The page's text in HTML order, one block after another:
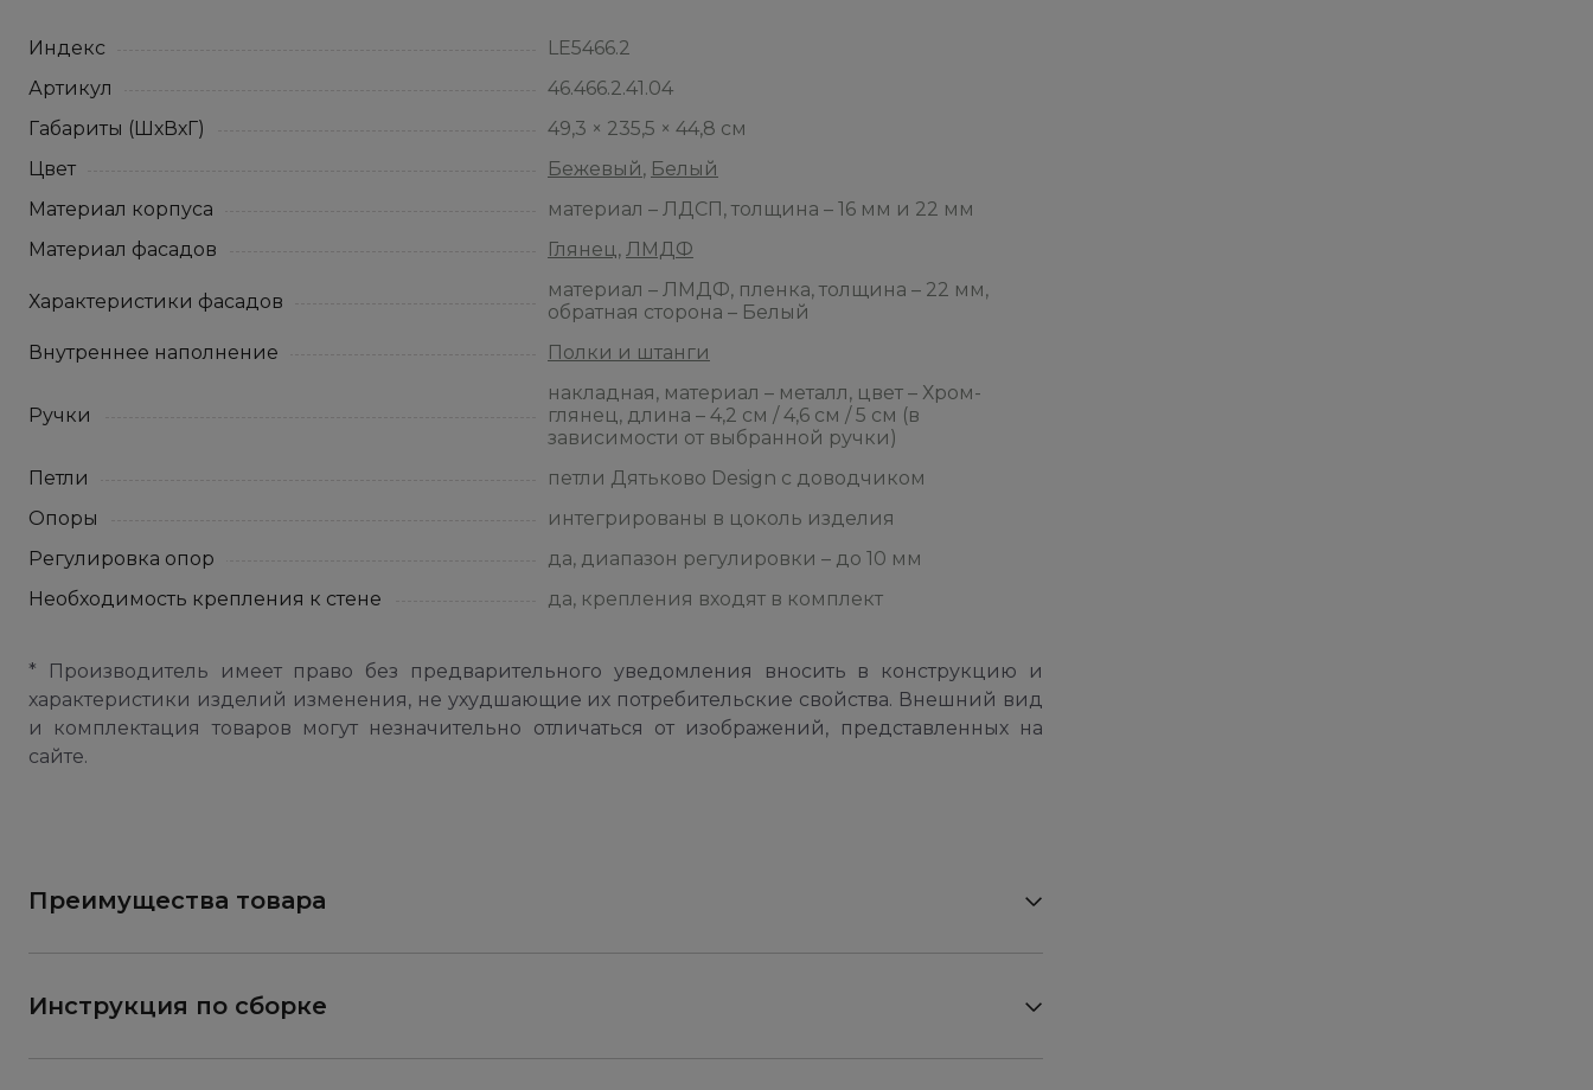
Индекс
LE5466.2
Артикул
46.466.2.41.04
Габариты (ШхВхГ)
49,3 × 235,5 × 44,8 см
Цвет
Бежевый, Белый
Материал корпуса
материал – ЛДСП, толщина – 16 мм и 22 мм
Материал фасадов
Глянец, ЛМДФ
Характеристики фасадов
материал – ЛМДФ, пленка, толщина – 22 мм,
обратная сторона – Белый
Внутреннее наполнение
Полки и штанги
Ручки
накладная, материал – металл, цвет – Хром-
глянец, длина – 4,2 см / 4,6 см / 5 см (в
зависимости от выбранной ручки)
Петли
петли Дятьково Design с доводчиком
Опоры
интегрированы в цоколь изделия
Регулировка опор
да, диапазон регулировки – до 10 мм
Необходимость крепления к стене
да, крепления входят в комплект
* Производитель имеет право без предварительного уведомления вносить в конструкцию и
характеристики изделий изменения, не ухудшающие их потребительские свойства. Внешний вид
и комплектация товаров могут незначительно отличаться от изображений, представленных на
сайте.
Преимущества товара
Инструкция по сборке